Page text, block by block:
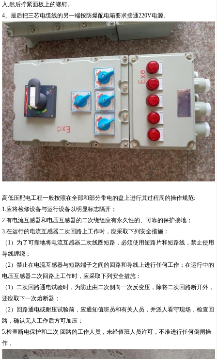
入,然后拧紧面板上的螺钉。
4、最后把三芯电缆线的另一端按防爆配电箱要求接通220V电源。
高低压配电工程一般按照在全部和部分带电的盘上进行其过程周的操作规范:
1.应将检修设备与运行设备以明显标志隔开；
2.有电流互感器和电压互感器的二次绕组应有永久性的、可靠的保护接地；
3.在运行的电流互感器二次回路上工作时，应采取下列安全措施：
（1）为了可靠地将电流互感器二次线圈短路，必须使用短路片和短路线，禁止使用
导线缠绕；
（2）禁止在电流互感器与短路端子之间的回路和导线上进行任何工作；在运行中的
电压互感器二次回路上工作时，应采取下列安全措施：
（1）二次回路通电试验时，为防止由二次侧向一次反变压，除将二次回路断开外，
还应取下一次熔断器；
（2）回路通电或耐压试验前，应通知值班员和有关人员，并派人看守现场，检查回
路，确认无人工作后方可加压；
5.检查断电保护和二次 回路的工作人员，未经值班人员许可，不准进行任何倒闸操
作 。